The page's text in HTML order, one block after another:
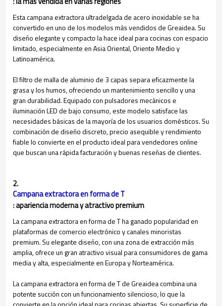
Esta campana extractora ultradelgada de acero inoxidable se ha
convertido en uno de los modelos más vendidos de Greaidea. Su
diseño elegante y compacto la hace ideal para cocinas con espacio
limitado, especialmente en Asia Oriental, Oriente Medio y
Latinoamérica.
El filtro de malla de aluminio de 3 capas separa eficazmente la
grasa y los humos, ofreciendo un mantenimiento sencillo y una
gran durabilidad. Equipado con pulsadores mecánicos e
iluminación LED de bajo consumo, este modelo satisface las
necesidades básicas de la mayoría de los usuarios domésticos. Su
combinación de diseño discreto, precio asequible y rendimiento
fiable lo convierte en el producto ideal para vendedores online
que buscan una rápida facturación y buenas reseñas de clientes.
2.
Campana extractora en forma de T
: apariencia moderna y atractivo premium
La campana extractora en forma de T ha ganado popularidad en
plataformas de comercio electrónico y canales minoristas
premium. Su elegante diseño, con una zona de extracción más
amplia, ofrece un gran atractivo visual para consumidores de gama
media y alta, especialmente en Europa y Norteamérica.
La campana extractora en forma de T de Greaidea combina una
potente succión con un funcionamiento silencioso, lo que la